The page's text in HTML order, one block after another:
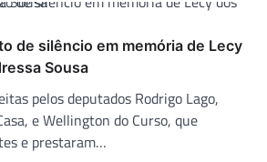
de silêncio em memória de Lecy
Sousa
pelos deputados Rodrigo Lago,
e Wellington do Curso, que
e prestaram…